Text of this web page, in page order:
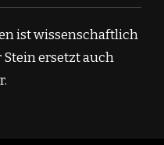
ist wissenschaftlich
ersetzt auch